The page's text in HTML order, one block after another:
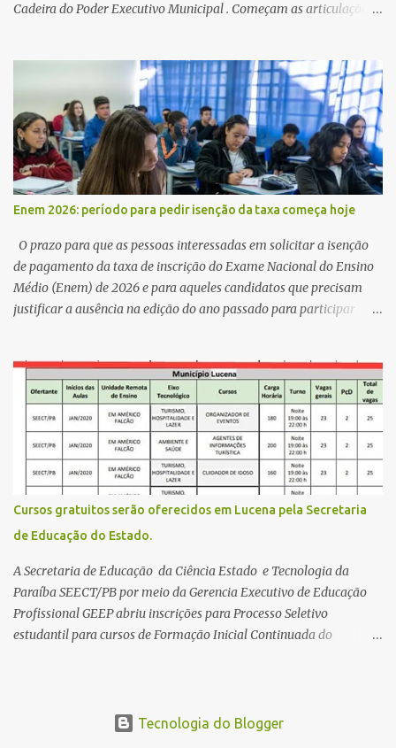
Cadeira do Poder Executivo Municipal . Começam as articulações e
Bandeira Valcinete Araújo e Professor Gerson Andrade há
possibilidade de mais nomes aparecer , ficaremos no aguardo para
trazer mais informações. A primeira entrevista foi com o
inimaginável Gerson Andrade ,Professor da Rede Municipal
(efetivo), supervisor, Formado em Pedagogia e Biomedicina pela
UFPB. Leciona no Otto Illi, Gilberto Inácio, Ellinora Dornellas
,Escola Américo Falcão. Gerson nos contou que a idéia de disputar
a prefeitura veio de um sonho há 5 anos atrás, e também por
acreditar que o trabalho dos seus companheiros principalmente
da zona rural deve ser mais valorizado e que eles serão a Fortalez...
Enem 2026: período para pedir isenção da taxa começa hoje
O prazo para que as pessoas interessadas em solicitar a isenção
de pagamento da taxa de inscrição do Exame Nacional do Ensino
Médio (Enem) de 2026 e para aqueles candidatos que precisam
justificar a ausência na edição do ano passado para participar
eletrônico da Página do Participante do Enem com o login único
da plataforma de serviços digitais do governo federal, o Gov.br.
Direito de solicitar a isenção O Inep prevê a gratuidade na
inscrição do exame para os seguintes casos: · matriculados no 3º
ano do ensino médio em escola pública, em 2026; LEIA MAIS
Usina Cultural tem fim de semana com literatura, música e evento
solidário Governo da Paraíba empossa 1000 novos professores e
mais convocações devem ocorrer Volta às aulas 2026.1 da
Faculdade Três Marias marca início do semestre e matrículas
seguem abertas para novos alunos · es...
Cursos gratuitos serão oferecidos em Lucena pela Secretaria
de Educação do Estado.
A Secretaria de Educação da Ciência Estado e Tecnologia da
Paraíba SEECT/PB por meio da Gerencia Executivo de Educação
Profissional GEEP abriu inscrições para Processo Seletivo
estudantil para cursos de Formação Inicial Continuada do
novembro pelo site www.paraibatec.pb.gov.br . Em Lucena serão
Tecnologia do Blogger